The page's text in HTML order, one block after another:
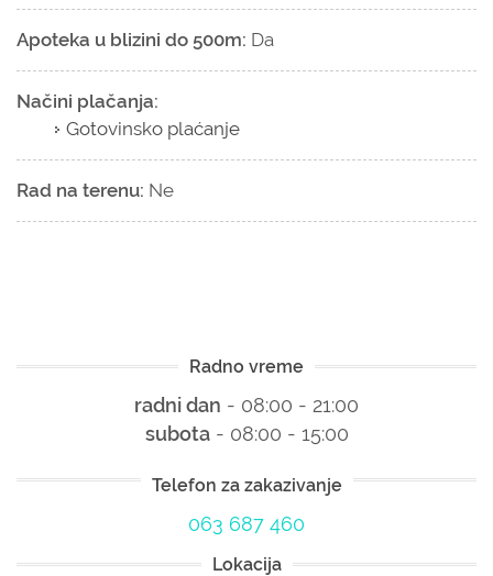
Radno vreme
radni dan - 08:00 - 21:00
subota- 08:00 - 15:00
Telefon za zakazivanje
063 687 460
Lokacija
Apoteka u blizini do 500m: Da
Načini plačanja:
Gotovinsko plaćanje
Rad na terenu: Ne